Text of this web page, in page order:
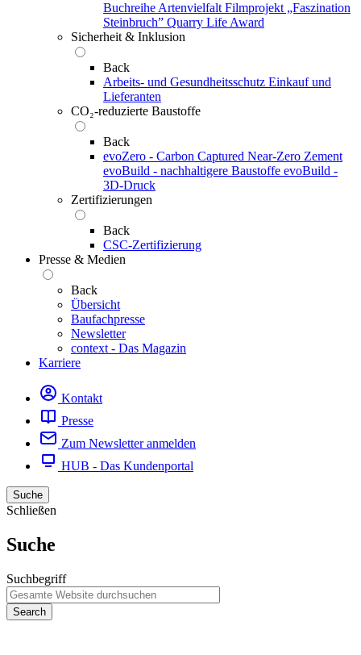
Buchreihe Artenvielfalt Filmprojekt „Faszination
Steinbruch” Quarry Life Award
Sicherheit & Inklusion
Back
Arbeits- und Gesundheitsschutz Einkauf und
Lieferanten
CO₂-reduzierte Baustoffe
Back
evoZero - Carbon Captured Near-Zero Zement
evoBuild - nachhaltigere Baustoffe evoBuild -
3D-Druck
Zertifizierungen
Back
CSC-Zertifizierung
Presse & Medien
Back
Übersicht
Baufachpresse
Newsletter
context - Das Magazin
Karriere
Kontakt
Presse
Zum Newsletter anmelden
HUB - Das Kundenportal
Suche
Schließen
Suche
Suchbegriff